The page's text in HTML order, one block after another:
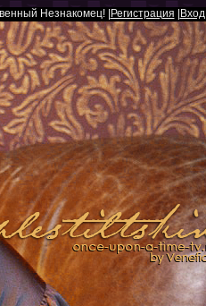
Незнакомец! | Регистрация Вход|